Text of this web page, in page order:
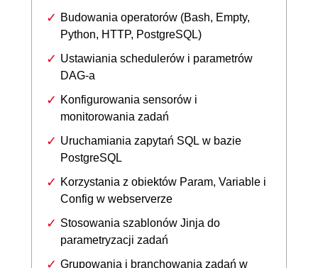
Budowania operatorów (Bash, Empty,
Python, HTTP, PostgreSQL)
Ustawiania schedulerów i parametrów
DAG-a
Konfigurowania sensorów i
monitorowania zadań
Uruchamiania zapytań SQL w bazie
PostgreSQL
Korzystania z obiektów Param, Variable i
Config w webserverze
Stosowania szablonów Jinja do
parametryzacji zadań
Grupowania i branchowania zadań w